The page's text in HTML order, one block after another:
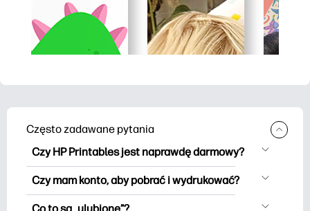
Często zadawane pytania
Czy HP Printables jest naprawdę darmowy?
HP Printables oferuje ponad 2500
materiałów do wydrukowania do
pobrania i wydrukowania. Przeglądaj
Czy mam konto, aby pobrać i wydrukować?
Możesz eksplorować i drukować bez